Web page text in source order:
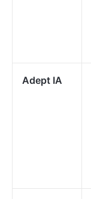
Adept IA